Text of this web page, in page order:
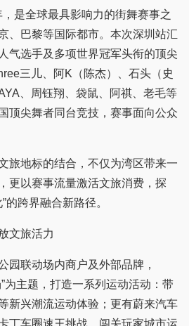
全球最具影响力的街舞赛事之
、巴黎等国际都市。本次深圳站汇
气选手及多项世界冠军头衔的顶尖
三儿、阿K（陈杰）、石头（史
、周钰翔、袋鼠、阿祺、老毛等
顶尖舞者同台竞技，赛事面向公众
地标的结合，不仅为湾区带来一
更以赛事流量激活文旅消费，探
的跨界融合新路径。
文旅活力
联动场内商户及外部品牌，
为主题，打造一系列运动活动：带
新兴潮流运动体验；更有蔚来汽车